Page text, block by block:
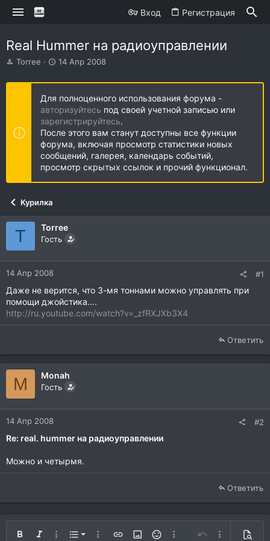
Вход Регистрация
Real Hummer на радиоуправлении
А
т
е
м
Torree
Д
т
н
а
ч
а
л
а
14 Апр 2008
Для полноценного использования форума -
авторизуйтесь под своей учетной записью или
зарегистрируйтесь.
После этого вам станут доступны все функции
форума, включая просмотр статистики новых
сообщений, галерея, календарь событий,
просмотр скрытых ссылок и прочий функционал.
Курилка
T Torree
Гость
14 Апр 2008 #1
Даже не верится, что 3-мя тоннами можно управлять при
помощи джойстика....
http://ru.youtube.com/watch?v=_zfRXJXb3X4
Ответить
M Monah
Гость
14 Апр 2008 #2
Re: real. hummer на радиоуправлении
Можно и четырмя.
Ответить
ЖирныйКурсивДополнительно…
Список
Нумерованный список
Дополнительно…
Вставить ссылку
Вставить изображение
СмайлыДополнительно…
Отменить